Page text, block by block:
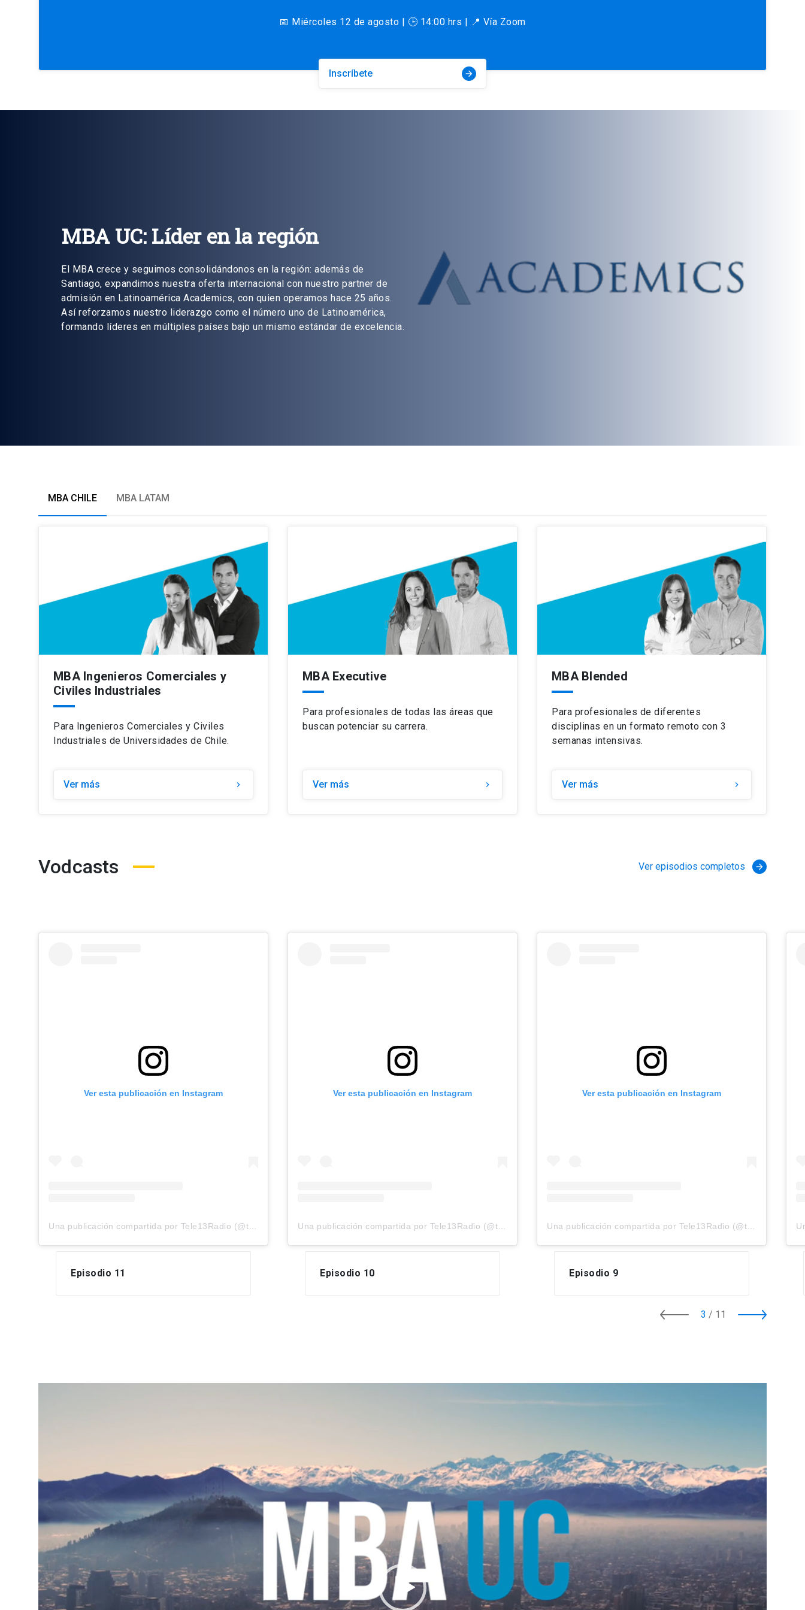
📅 Miércoles 12 de agosto | 🕒 14:00 hrs | 📍 Vía Zoom
Inscríbete arrow_forward
MBA UC: Líder en la región
El MBA crece y seguimos consolidándonos en la región: además de
Santiago, expandimos nuestra oferta internacional con nuestro partner de
admisión en Latinoamérica Academics, con quien operamos hace 25 años.
Así reforzamos nuestro liderazgo como el número uno de Latinoamérica,
formando líderes en múltiples países bajo un mismo estándar de excelencia.
MBA CHILE MBA LATAM
MBA Ingenieros Comerciales y
Civiles Industriales
Para Ingenieros Comerciales y Civiles
Industriales de Universidades de Chile.
Ver más keyboard_arrow_right
MBA Executive
Para profesionales de todas las áreas que
buscan potenciar su carrera.
Ver más keyboard_arrow_right
MBA Blended
Para profesionales de diferentes
disciplinas en un formato remoto con 3
semanas intensivas.
Ver más keyboard_arrow_right
Vodcasts Ver episodios completos arrow_forward
Ver esta publicación en Instagram
Una publicación compartida por Tele13Radio (@tele13_radio)
Episodio 11
Ver esta publicación en Instagram
Una publicación compartida por Tele13Radio (@tele13_radio)
Episodio 10
Ver esta publicación en Instagram
Una publicación compartida por Tele13Radio (@tele13_radio)
Episodio 9
3 / 11